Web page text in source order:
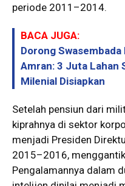
periode 2011–2014.
BACA JUGA:
Dorong
Amran: 3 Juta Lahan
Milenial Disiapkan
Setelah pensiun dari
kiprahnya di sektor
menjadi Presiden
2015–2016,
Pengalamannya dalam